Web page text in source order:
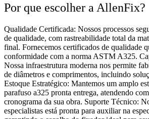
Por que escolher a AllenFix?
Qualidade Certificada: Nossos processos
de qualidade, com rastreabilidade total da
final. Fornecemos certificados de qualidade
conformidade com a norma ASTM A325.
Nossa infraestrutura moderna nos permite
de diâmetros e comprimentos, incluindo
Estoque Estratégico: Mantemos um amplo
parafuso a325 pronta entrega, atendendo
cronograma da sua obra. Suporte Técnico:
especialistas está pronta para auxiliar na